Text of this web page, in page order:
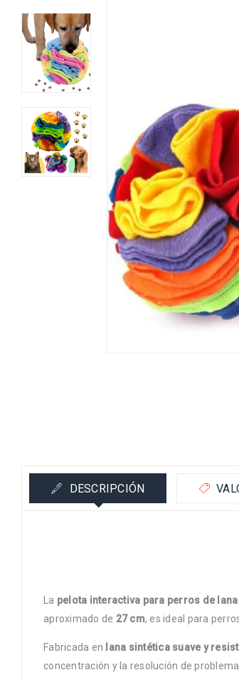
DESCRIPCIÓN
La pelota interactiva para perros de lana
aproximado de 27 cm, es ideal para
Fabricada en lana sintética suave y
concentración y la resolución de